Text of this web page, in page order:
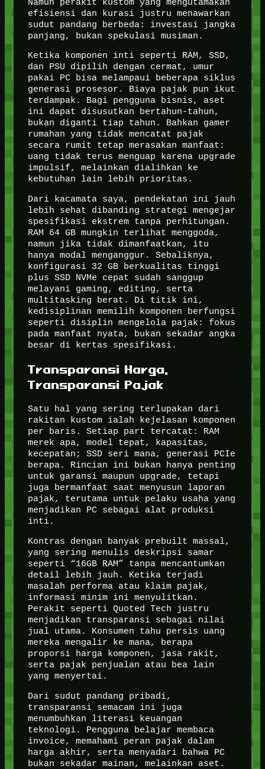
efisiensi dan kurasi justru menawarkan
sudut pandang berbeda: investasi jangka
panjang, bukan spekulasi musiman.
Ketika komponen inti seperti RAM, SSD,
dan PSU dipilih dengan cermat, umur
pakai PC bisa melampaui beberapa siklus
generasi prosesor. Biaya pajak pun ikut
terdampak. Bagi pengguna bisnis, aset
ini dapat disusutkan bertahun-tahun,
bukan diganti tiap tahun. Bahkan gamer
rumahan yang tidak mencatat pajak
secara rumit tetap merasakan manfaat:
uang tidak terus menguap karena upgrade
impulsif, melainkan dialihkan ke
kebutuhan lain lebih prioritas.
Dari kacamata saya, pendekatan ini jauh
lebih sehat dibanding strategi mengejar
spesifikasi ekstrem tanpa perhitungan.
RAM 64 GB mungkin terlihat menggoda,
namun jika tidak dimanfaatkan, itu
hanya modal menganggur. Sebaliknya,
konfigurasi 32 GB berkualitas tinggi
plus SSD NVMe cepat sudah sanggup
melayani gaming, editing, serta
multitasking berat. Di titik ini,
kedisiplinan memilih komponen berfungsi
seperti disiplin mengelola pajak: fokus
pada manfaat nyata, bukan sekadar angka
besar di kertas spesifikasi.
Transparansi Harga,
Transparansi Pajak
Satu hal yang sering terlupakan dari
rakitan kustom ialah kejelasan komponen
per baris. Setiap part tercatat: RAM
merek apa, model tepat, kapasitas,
kecepatan; SSD seri mana, generasi PCIe
berapa. Rincian ini bukan hanya penting
untuk garansi maupun upgrade, tetapi
juga bermanfaat saat menyusun laporan
pajak, terutama untuk pelaku usaha yang
menjadikan PC sebagai alat produksi
inti.
Kontras dengan banyak prebuilt massal,
yang sering menulis deskripsi samar
seperti “16GB RAM” tanpa mencantumkan
detail lebih jauh. Ketika terjadi
masalah performa atau klaim pajak,
informasi minim ini menyulitkan.
Perakit seperti Quoted Tech justru
menjadikan transparansi sebagai nilai
jual utama. Konsumen tahu persis uang
mereka mengalir ke mana, berapa
proporsi harga komponen, jasa rakit,
serta pajak penjualan atau bea lain
yang menyertai.
Dari sudut pandang pribadi,
transparansi semacam ini juga
menumbuhkan literasi keuangan
teknologi. Pengguna belajar membaca
invoice, memahami peran pajak dalam
harga akhir, serta menyadari bahwa PC
bukan sekadar mainan, melainkan aset.